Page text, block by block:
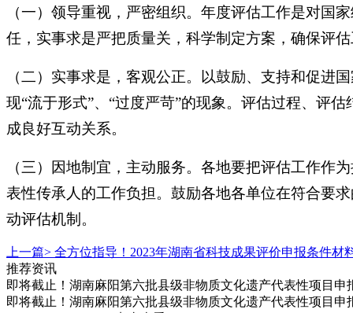
（一）领导重视，严密组织。年度评估工作是对国
任，实事求是严把质量关，科学制定方案，确保评
（二）实事求是，客观公正。以鼓励、支持和促进
现“流于形式”、“过度严苛”的现象。评估过程、评
成良好互动关系。
（三）因地制宜，主动服务。各地要把评估工作作
表性传承人的工作负担。鼓励各地各单位在符合要
动评估机制。
上一篇> 全方位指导！2023年湖南省科技成果评价申报条件材
推荐资讯
即将截止！湖南麻阳第六批县级非物质文化遗产代表性项目
即将截止！湖南麻阳第六批县级非物质文化遗产代表性项目